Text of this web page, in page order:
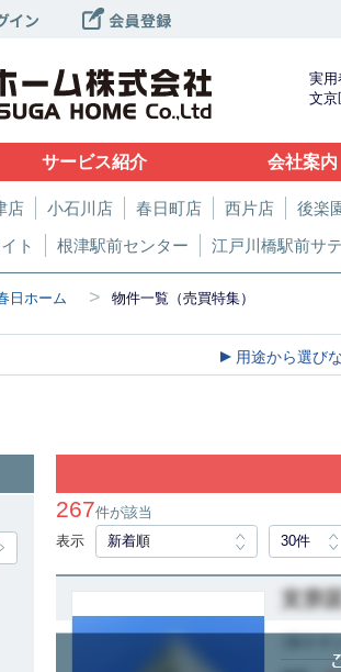
実用
文京
サービス紹介 会社案内
店 小石川店 春日町店 西片店 後楽
ト
根津駅前センター 江戸川橋駅前サ
日ホーム > 物件一覧（売買特集）
用途から選び
267件が該当
表示
新着順 30件